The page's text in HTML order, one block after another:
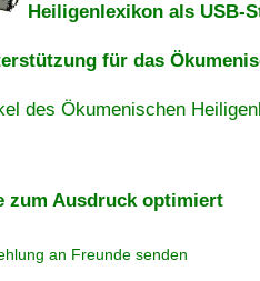
Heiligenlexikon als USB-
für das
des Ökumenischen
zum Ausdruck optimiert
an Freunde senden